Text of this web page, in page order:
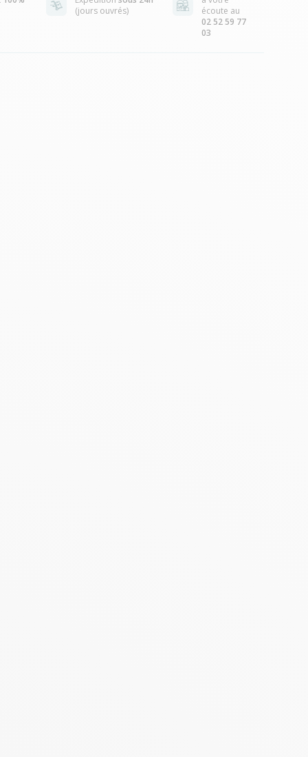
(jours ouvrés)
écoute au
02 52 59 77
03